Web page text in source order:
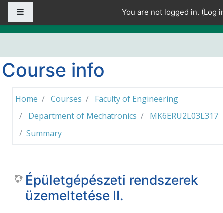
Skip to main content
You are not logged in. (Log
Course info
Home Courses
Faculty of Engineering
Department of Mechatronics
MK6ERU2L03L317
Summary
Épületgépészeti rendszerek
üzemeltetése II.